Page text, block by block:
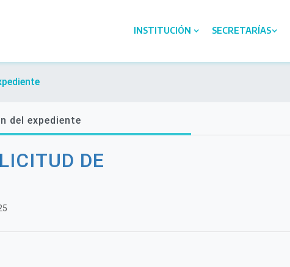
INSTITUCIÓN SECRETARÍAS
del expediente
DE